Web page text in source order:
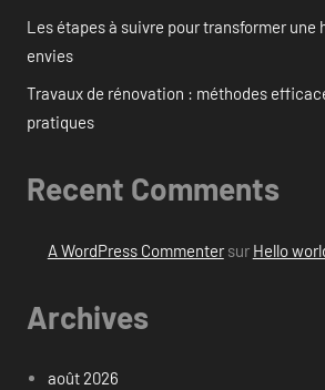
Les étapes à suivre pour transformer une
envies
Travaux de rénovation : méthodes
pratiques
Recent Comments
A WordPress Commentersur Hello
Archives
août 2026